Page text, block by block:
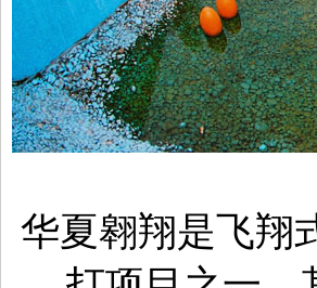
华夏翱翔是飞翔